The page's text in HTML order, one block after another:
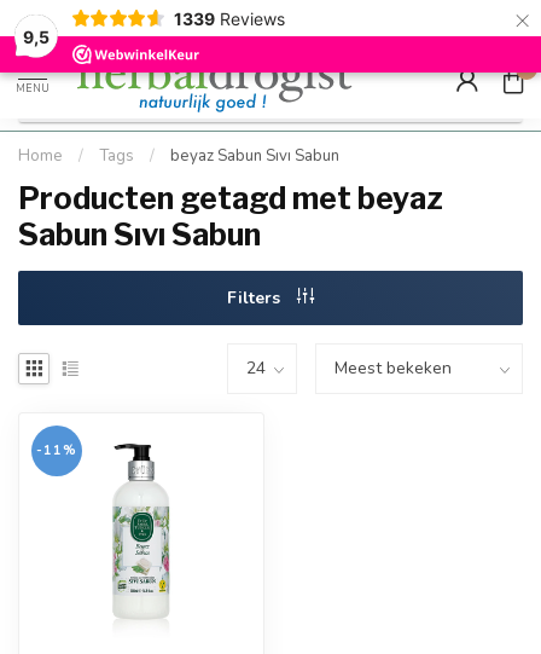
9,5
1339 Reviews ×
Kostenloser DE-Versand ab Mindestbestellwert |
Schnell geliefert
Minimum
Hızlı
MENU
0
Home / Tags / beyaz Sabun Sıvı Sabun
Producten getagd met beyaz
Sabun Sıvı Sabun
Filters
-11%